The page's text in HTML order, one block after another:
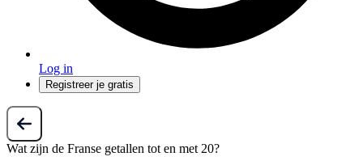
Log in
Registreer je gratis
Wat zijn de Franse getallen tot en met 20?